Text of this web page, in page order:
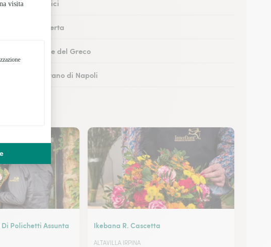
Fioristi a Portici
Fioristi a Caserta
Fioristi a Torre del Greco
Fioristi a Marano di Napoli
Polichetti Assunta Ikebana R. Cascetta
ALTAVILLA IRPINA